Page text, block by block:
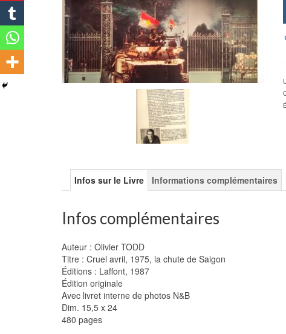
Infos sur le Livre Informations complémentaires
Infos complémentaires
Auteur : Olivier TODD
Titre : Cruel avril, 1975, la chute de Saigon
Éditions : Laffont, 1987
Édition originale
Avec livret interne de photos N&B
Dim. 15,5 x 24
480 pages